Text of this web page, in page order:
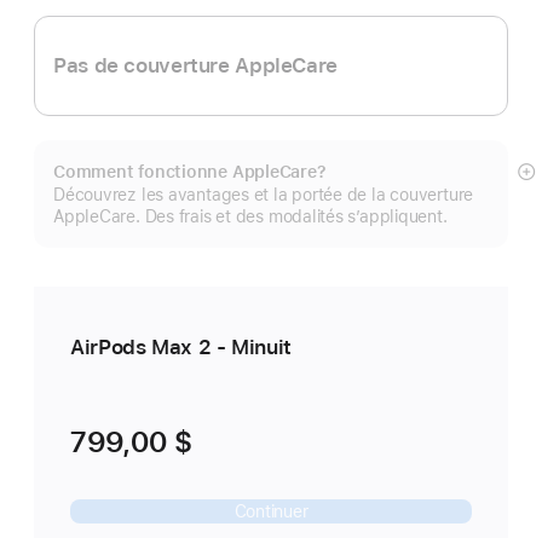
Pas de couverture AppleCare
Comment fonctionne AppleCare?
Découvrez les avantages et la portée de la couverture
AppleCare. Des frais et des modalités s’appliquent.
AirPods Max 2 - Minuit
799,00 $
Continuer